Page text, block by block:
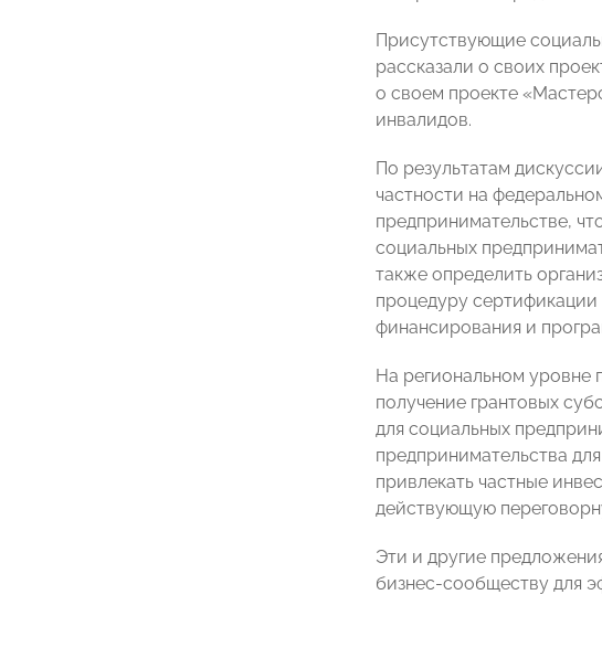
Присутствующие
рассказали о своих
о своем проекте
инвалидов.
По результатам
частности на
предпринимательстве,
социальных
также определить
процедуру
финансирования и
На региональном уровне
получение грантовых
для социальных
предпринимательства
привлекать частные
действующую
Эти и другие
бизнес-сообществу для